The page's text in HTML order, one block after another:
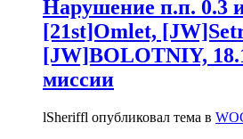
Нарушение п.п. 0.3
[21st]Omlet,
[JW]BOLOTNIY,
миссии
lSheriffl опубликовал тема в